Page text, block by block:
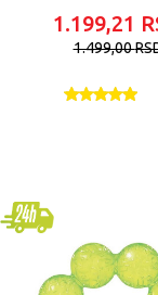
1.199,21
1.499,00